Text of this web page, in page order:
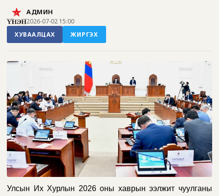
АДМИН
2026-07-02 15:00
ХУВААЛЦАХ
ЖИРГЭХ
Улсын Их Хурлын 2026 оны хаврын ээлжит чуулганы